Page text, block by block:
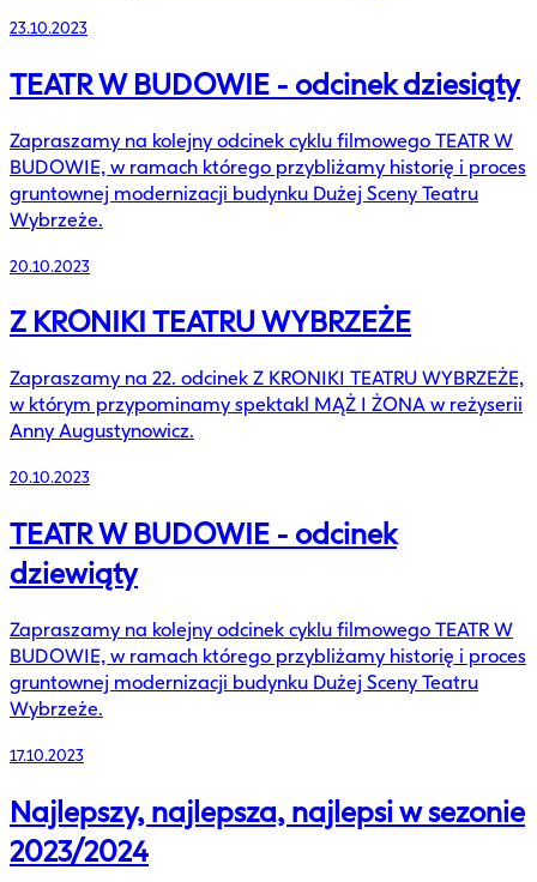
23.10.2023
TEATR W BUDOWIE - odcinek dziesiąty
Zapraszamy na kolejny odcinek cyklu filmowego TEATR W
BUDOWIE, w ramach którego przybliżamy historię i proces
gruntownej modernizacji budynku Dużej Sceny Teatru
Wybrzeże.
20.10.2023
Z KRONIKI TEATRU WYBRZEŻE
Zapraszamy na 22. odcinek Z KRONIKI TEATRU WYBRZEŻE,
w którym przypominamy spektakl MĄŻ I ŻONA w reżyserii
Anny Augustynowicz.
20.10.2023
TEATR W BUDOWIE - odcinek
dziewiąty
Zapraszamy na kolejny odcinek cyklu filmowego TEATR W
BUDOWIE, w ramach którego przybliżamy historię i proces
gruntownej modernizacji budynku Dużej Sceny Teatru
Wybrzeże.
17.10.2023
Najlepszy, najlepsza, najlepsi w sezonie
2023/2024